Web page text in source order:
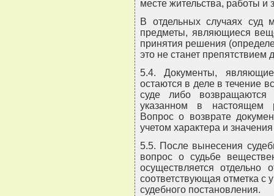
месте жительства, работы
В отдельных случаях суд
предметы, являющиеся
принятия решения
это не станет препятствием
5.4. Документы,
остаются в деле в течение
суде либо
указанном в настоящем
Вопрос о возврате
учетом характера и
5.5. После вынесения
вопрос о судьбе
осуществляется отдельно
соответствующая отметка
судебного постановления.